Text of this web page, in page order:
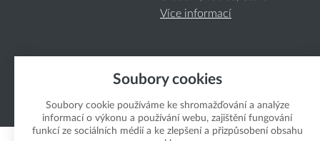
Více informací
Copyright Boukal.CZ 2026
Soubory cookies
Soubory cookie používáme ke shromažďování a analýze
informací o výkonu a používání webu, zajištění fungování
funkcí ze sociálních médií a ke zlepšení a přizpůsobení obsahu